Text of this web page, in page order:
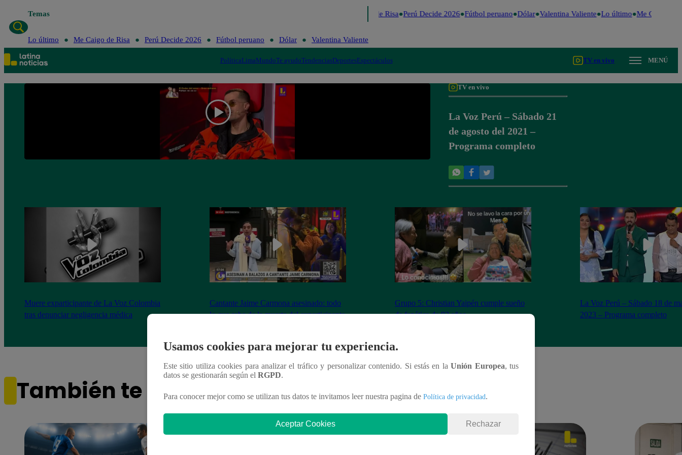
Temas Me Caigo de Risa Perú Decide 2026 Fútbol peruano Dólar Valentina Valiente Lo último Me Caigo de
Lo último Me Caigo de Risa Perú Decide 2026 Fútbol peruano Dólar Valentina Valiente
PolíticaLimaMundoTe ayudoTendenciasDeportesEspectáculos TV en vivo MENÚ
TV en vivo
La Voz Perú – Sábado 21
de agosto del 2021 –
Programa completo
Muere exparticipante de La Voz Colombia
tras denunciar negligencia médica
Cantante Jaime Carmona asesinado: todo
lo que sabe de la muerte del exparticipante
Grupo 5: Christian Yaipén cumple sueño
de fanática de 92 años
La Voz Perú – Sábado 18 de
2023 – Programa completo
También te puede interesar
Usamos cookies para mejorar tu experiencia.
Este sitio utiliza cookies para analizar el tráfico y personalizar contenido. Si estás en laUnión Europea, tus
datos se gestionarán según el RGPD.
Para conocer mejor como se utilizan tus datos te invitamos leer nuestra pagina de Política de privacidad.
Aceptar Cookies Rechazar